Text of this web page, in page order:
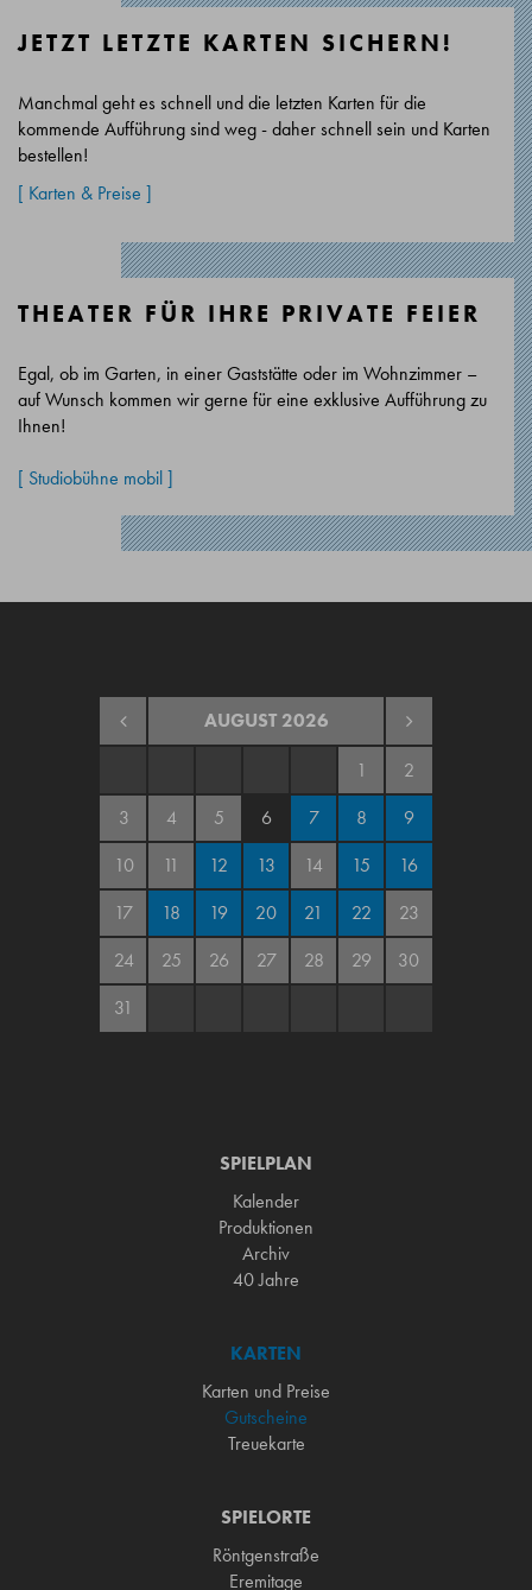
JETZT LETZTE KARTEN SICHERN!
Manchmal geht es schnell und die letzten Karten für die
kommende Aufführung sind weg - daher schnell sein und Karten
bestellen!
[ Karten & Preise ]
THEATER FÜR IHRE PRIVATE FEIER
Egal, ob im Garten, in einer Gaststätte oder im Wohnzimmer –
auf Wunsch kommen wir gerne für eine exklusive Aufführung zu
Ihnen!
[ Studiobühne mobil ]
AUGUST 2026
1
2
3
4 5 6 7 8
9
10
11 12 13 14 15
16
17
18 19 20 21 22
23
24
25 26 27 28 29
30
31
SPIELPLAN
Kalender
Produktionen
Archiv
40 Jahre
KARTEN
Karten und Preise
Gutscheine
Treuekarte
SPIELORTE
Röntgenstraße
Eremitage